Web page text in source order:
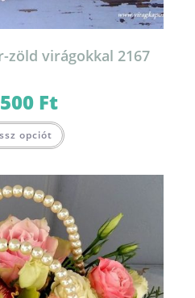
zöld virágokkal 2167
Ft
opciót